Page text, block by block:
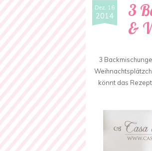
Dez. 16
2014
3
&
3
könnt das